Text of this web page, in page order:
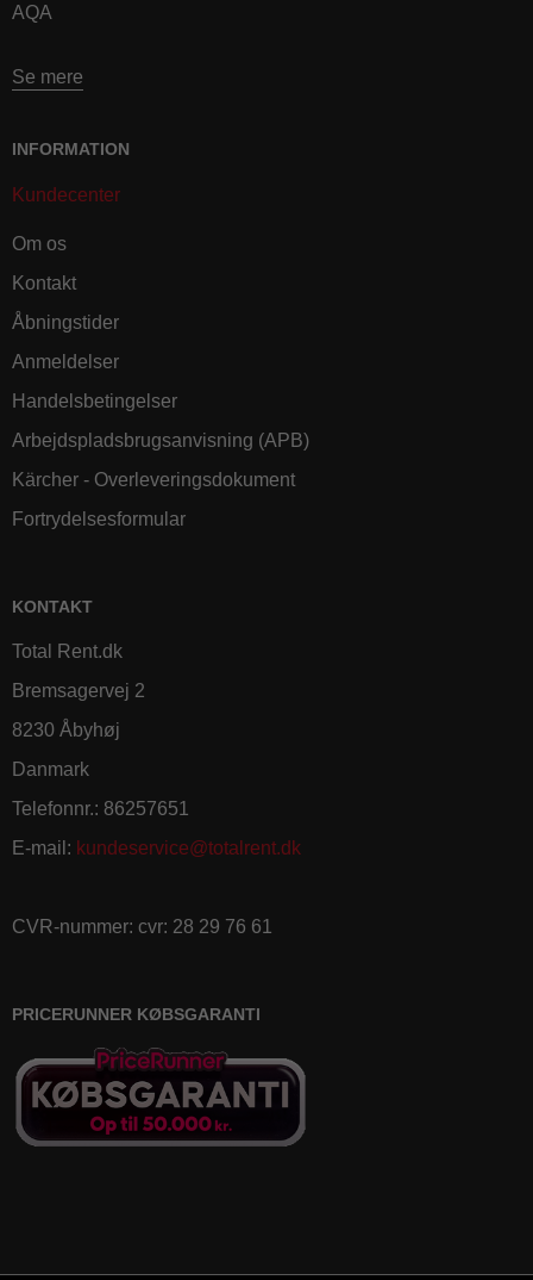
AQA
Se mere
INFORMATION
Kundecenter
Om os
Kontakt
Åbningstider
Anmeldelser
Handelsbetingelser
Arbejdspladsbrugsanvisning (APB)
Kärcher - Overleveringsdokument
Fortrydelsesformular
KONTAKT
Total Rent.dk
Bremsagervej 2
8230 Åbyhøj
Danmark
Telefonnr.: 86257651
E-mail : kundeservice@totalrent.dk
CVR-nummer: cvr: 28 29 76 61
PRICERUNNER KØBSGARANTI